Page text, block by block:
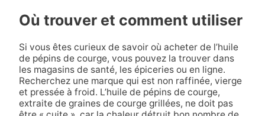
Où trouver et comment utiliser
Si vous êtes curieux de savoir où acheter de l’huile
de pépins de courge, vous pouvez la trouver dans
les magasins de santé, les épiceries ou en ligne.
Recherchez une marque qui est non raffinée, vierge
et pressée à froid. L’huile de pépins de courge,
extraite de graines de courge grillées, ne doit pas